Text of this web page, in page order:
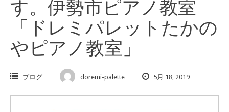
す。伊勢市ピアノ教室
「ドレミパレットたかの
やピアノ教室」
ブログ doremi-palette 5月 18, 2019